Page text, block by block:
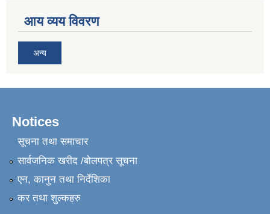
आय व्यय विवरण
अन्य
Notices
सूचना तथा समाचार
सार्वजनिक खरीद /बोलपत्र सूचना
एन, कानुन तथा निर्देशिका
कर तथा शुल्कहरु